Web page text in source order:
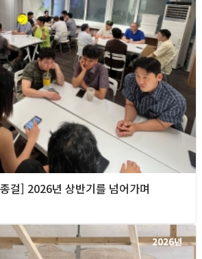
걸] 2026년 상반기를 넘어가며
2026년